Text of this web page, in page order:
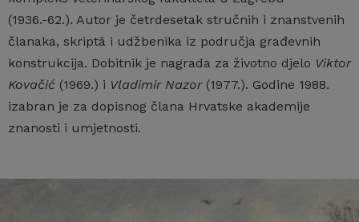
(1936.-62.). Autor je četrdesetak stručnih i znanstvenih
članaka, skriptâ i udžbenika iz područja građevnih
konstrukcija. Dobitnik je nagrada za životno djelo Viktor
Kovačić (1969.) i Vladimir Nazor(1977.). Godine 1988.
izabran je za dopisnog člana Hrvatske akademije
znanosti i umjetnosti.